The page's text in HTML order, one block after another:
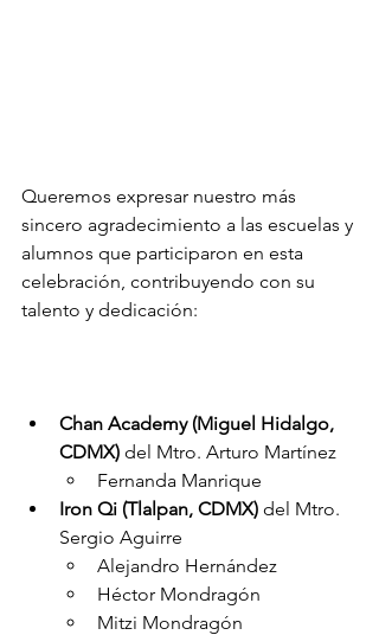
Queremos expresar nuestro más
sincero agradecimiento a las escuelas y
alumnos que participaron en esta
celebración, contribuyendo con su
talento y dedicación:
Chan Academy (Miguel Hidalgo,
CDMX) del Mtro. Arturo Martínez
Fernanda Manrique
Iron Qi (Tlalpan, CDMX) del Mtro.
Sergio Aguirre
Alejandro Hernández
Héctor Mondragón
Mitzi Mondragón